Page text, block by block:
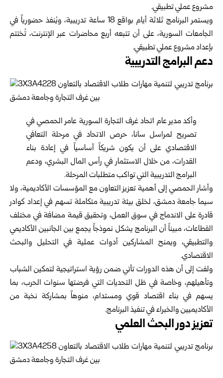
مشروع عملي تطبيقي.
ويستمر البرنامج ثلاثة أيام بواقع 18 ساعة تدريبية، ويُنفذ حضورياً في
الجامعات السورية، على أن تتبعه أربع محاضرات عبر الإنترنت، تُختتم
بإعداد مشروع عملي تطبيقي.
دعم البرامج التدريبية
وأكد مدير عام اتحاد غرف التجارة السورية عامر الحمصي في
تصريح لمراسل سانا، حرص الاتحاد في مرحلة التعافي
الاقتصادي على أن يكون شريكاً أساسياً في إعادة بناء
القدرات، من خلال الاستثمار في رأس المال البشري، ودعم
البرامج التدريبية التي تواكب متطلبات المرحلة.
وأشار الحمصي إلى أهمية تعزيز التعاون مع المؤسسات الأكاديمية، ولا
سيما جامعة دمشق، لخلق بيئة تدريبية متكاملة تسهم في إعداد كوادر
قادرة على الاندماج في سوق العمل، وتحقيق قيمة مضافة في مختلف
القطاعات، مبيناً أن البرنامج يشكل نموذجاً يجمع بين الجانبين الأكاديمي
والتطبيقي، ويمنح المشاركين أدوات عملية في التحليل والبحث
الاقتصادي.
ولفت إلى أن هذه الدورات تأتي ضمن رؤية استراتيجية لتمكين الشباب
وتأهيلهم، وخاصة في ظل التحديات التي فرضتها سنوات الحرب، بما
يسهم في بناء اقتصاد قوي ومستدام، منوهاً بمشاركة نخبة من
الأكاديميين والخبراء في تنفيذ البرنامج.
تعزيز دور البحث العلمي